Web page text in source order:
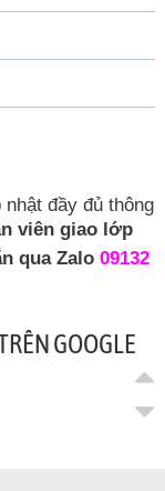
đầy đủ thông
viên giao lớp
qua Zalo 09132
GOOGLE